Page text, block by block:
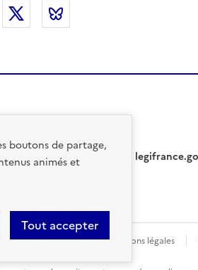
boutons de partage,
animés et
Tout accepter
FacebookTwitter
conforme Mentions légales